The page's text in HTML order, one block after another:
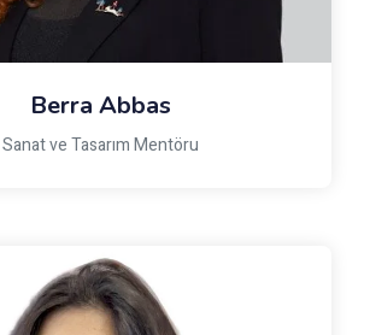
Berra Abbas
Sanat ve Tasarım Mentöru